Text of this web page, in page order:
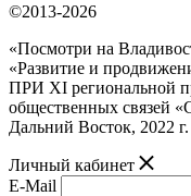
©2013-2026
«Посмотри на
«Развитие и
ПРИ XI региональной
общественных связей
Дальний Восток, 2022 г.
Личный кабинет
E-Mail